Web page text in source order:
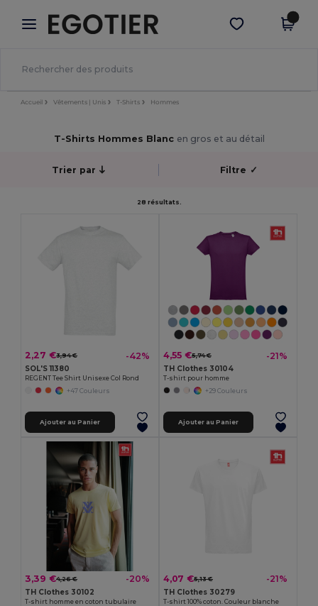
× Appli Egotier
Meilleurs prix sur l’app !
Obtenir l'appli
Accueil Vêtements | Unis T-Shirts Hommes
T-Shirts Hommes Blanc en gros et au détail
Trier par Filtre ✓
28 résultats.
2,27 €3,94 € -42%
SOL'S 11380
REGENT Tee Shirt Unisexe Col Rond
+47 Couleurs
Ajouter au Panier
4,55 €5,74 € -21%
TH Clothes 30104
T-shirt pour homme
+29 Couleurs
Ajouter au Panier
3,39 €4,26 € -20%
TH Clothes 30102
T-shirt homme en coton tubulaire
4,07 €5,13 € -21%
TH Clothes 30279
T-shirt 100% coton. Couleur blanche